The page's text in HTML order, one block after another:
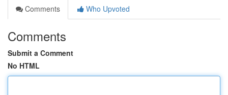
Comments
Who Upvoted
Comments
Submit a Comment
No HTML